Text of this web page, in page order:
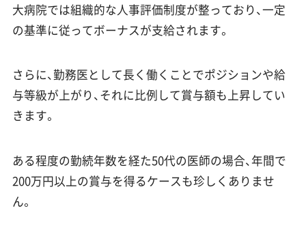
大病院では組織的な人事評価制度が整っており、一定
の基準に従ってボーナスが支給されます。
さらに、勤務医として長く働くことでポジションや給
与等級が上がり、それに比例して賞与額も上昇してい
きます。
ある程度の勤続年数を経た50代の医師の場合、年間で
200万円以上の賞与を得るケースも珍しくありませ
ん。